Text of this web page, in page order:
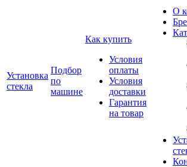
Установка
стекла
Подбор
по
машине
Как купить
Условия
оплаты
Условия
доставки
Гарантия
на товар
О